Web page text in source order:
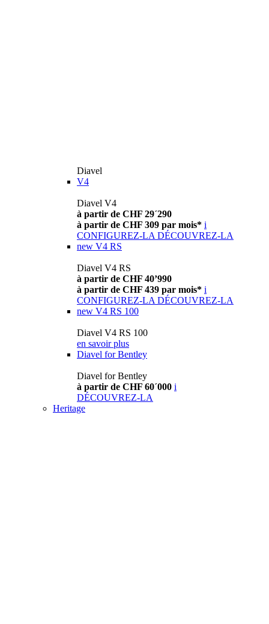
Diavel
V4
Diavel V4
à partir de CHF 29´290
à partir de CHF 309 par mois* i
CONFIGUREZ-LA DÉCOUVREZ-LA
new V4 RS
Diavel V4 RS
à partir de CHF 40’990
à partir de CHF 439 par mois* i
CONFIGUREZ-LA DÉCOUVREZ-LA
new V4 RS 100
Diavel V4 RS 100
en savoir plus
Diavel for Bentley
Diavel for Bentley
à partir de CHF 60´000 i
DÉCOUVREZ-LA
Heritage